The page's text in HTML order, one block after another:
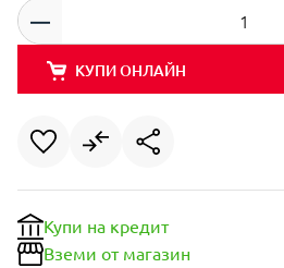
КУПИ ОНЛАЙН
Купи на кредит
Вземи от магазин